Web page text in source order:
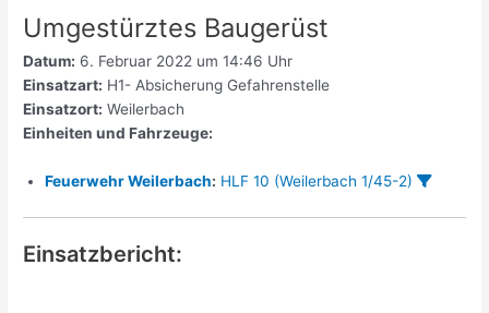
Umgestürztes Baugerüst
Datum: 6. Februar 2022 um 14:46 Uhr
Einsatzart: H1- Absicherung Gefahrenstelle
Einsatzort: Weilerbach
Einheiten und Fahrzeuge:
Feuerwehr Weilerbach: HLF 10 (Weilerbach 1/45-2)
Einsatzbericht: